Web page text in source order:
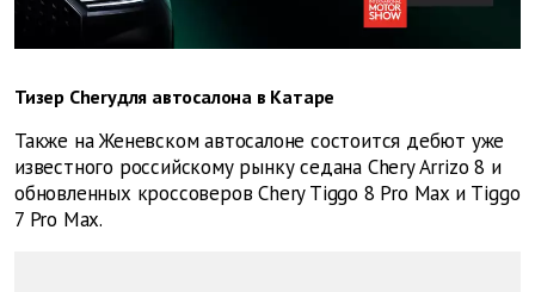
Тизер Cheryдля автосалона в Катаре
Также на Женевском автосалоне состоится дебют уже
известного российскому рынку седана Chery Arrizo 8 и
обновленных кроссоверов Chery Tiggo 8 Pro Max и Tiggo
7 Pro Max.